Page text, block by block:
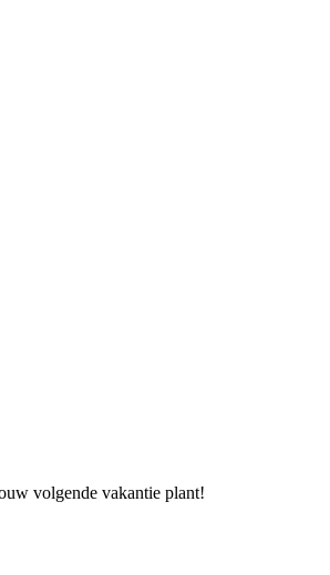
volgende vakantie plant!